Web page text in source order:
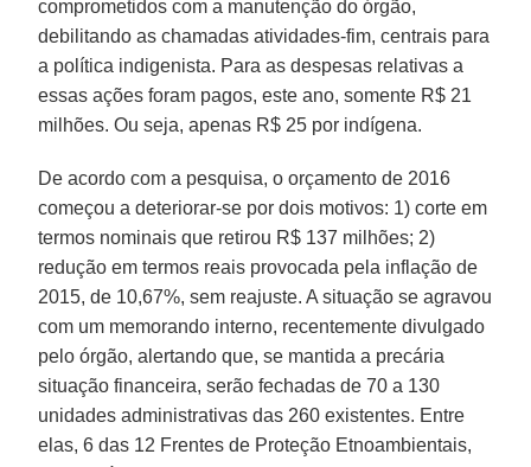
comprometidos com a manutenção do órgão,
debilitando as chamadas atividades-fim, centrais para
a política indigenista. Para as despesas relativas a
essas ações foram pagos, este ano, somente R$ 21
milhões. Ou seja, apenas R$ 25 por indígena.
De acordo com a pesquisa, o orçamento de 2016
começou a deteriorar-se por dois motivos: 1) corte em
termos nominais que retirou R$ 137 milhões; 2)
redução em termos reais provocada pela inflação de
2015, de 10,67%, sem reajuste. A situação se agravou
com um memorando interno, recentemente divulgado
pelo órgão, alertando que, se mantida a precária
situação financeira, serão fechadas de 70 a 130
unidades administrativas das 260 existentes. Entre
elas, 6 das 12 Frentes de Proteção Etnoambientais,